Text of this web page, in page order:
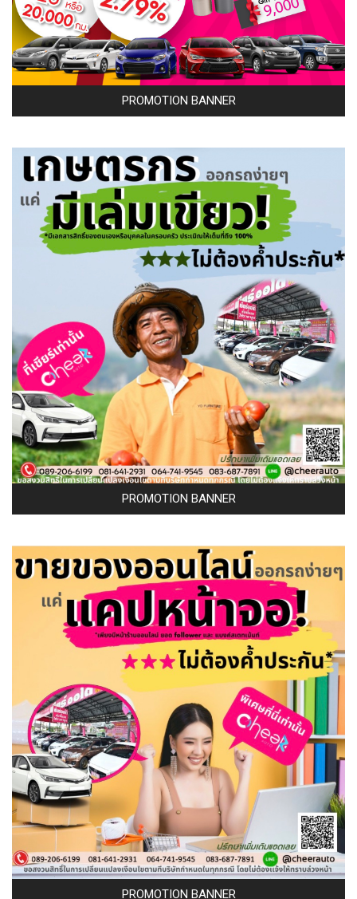
PROMOTION BANNER
PROMOTION BANNER
PROMOTION BANNER